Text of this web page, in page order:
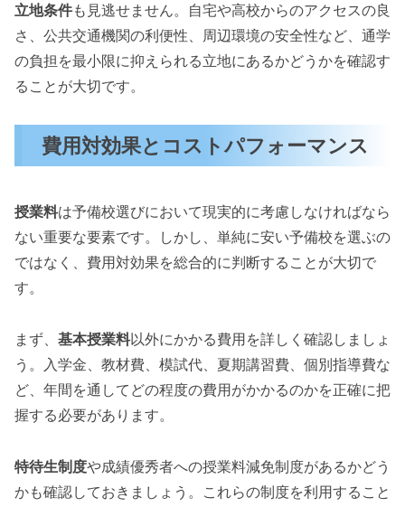
立地条件も見逃せません。自宅や高校からのアクセスの良
さ、公共交通機関の利便性、周辺環境の安全性など、通学
の負担を最小限に抑えられる立地にあるかどうかを確認す
ることが大切です。
費用対効果とコストパフォーマンス
授業料は予備校選びにおいて現実的に考慮しなければなら
ない重要な要素です。しかし、単純に安い予備校を選ぶの
ではなく、費用対効果を総合的に判断することが大切で
す。
まず、 基本授業料以外にかかる費用を詳しく確認しましょ
う。入学金、教材費、模試代、夏期講習費、個別指導費な
ど、年間を通してどの程度の費用がかかるのかを正確に把
握する必要があります。
特待生制度や成績優秀者への授業料減免制度があるかどう
かも確認しておきましょう。これらの制度を利用すること